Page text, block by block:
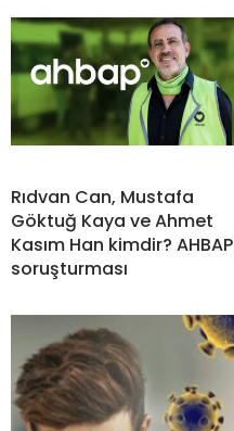
Rıdvan Can, Mustafa
Göktuğ Kaya ve Ahmet
Kasım Han kimdir? AHBAP
soruşturması